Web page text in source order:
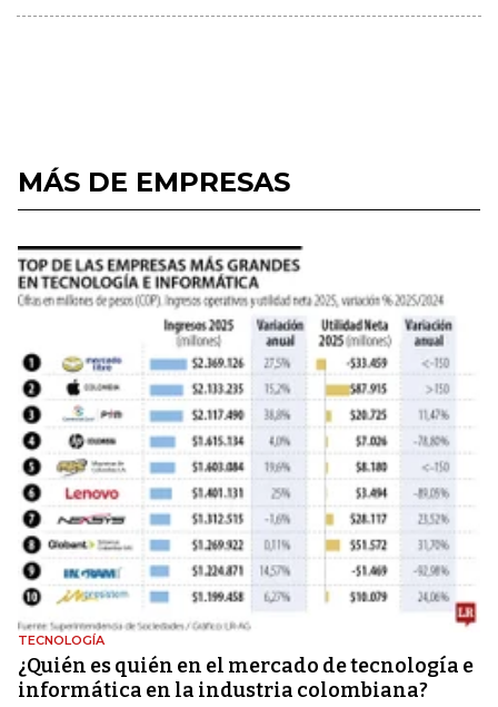
MÁS DE EMPRESAS
TECNOLOGÍA
¿Quién es quién en el mercado de tecnología e
informática en la industria colombiana?